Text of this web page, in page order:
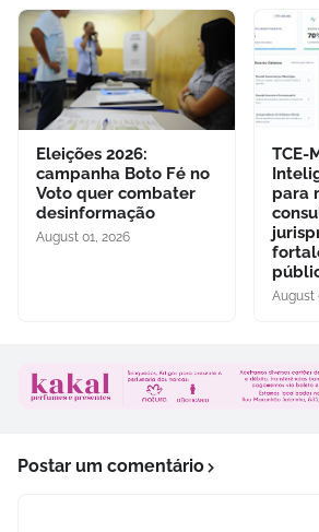
Eleições 2026:
campanha Boto Fé no
Voto quer combater
desinformação
August 01, 2026
TCE-
para
August
Postar um comentário